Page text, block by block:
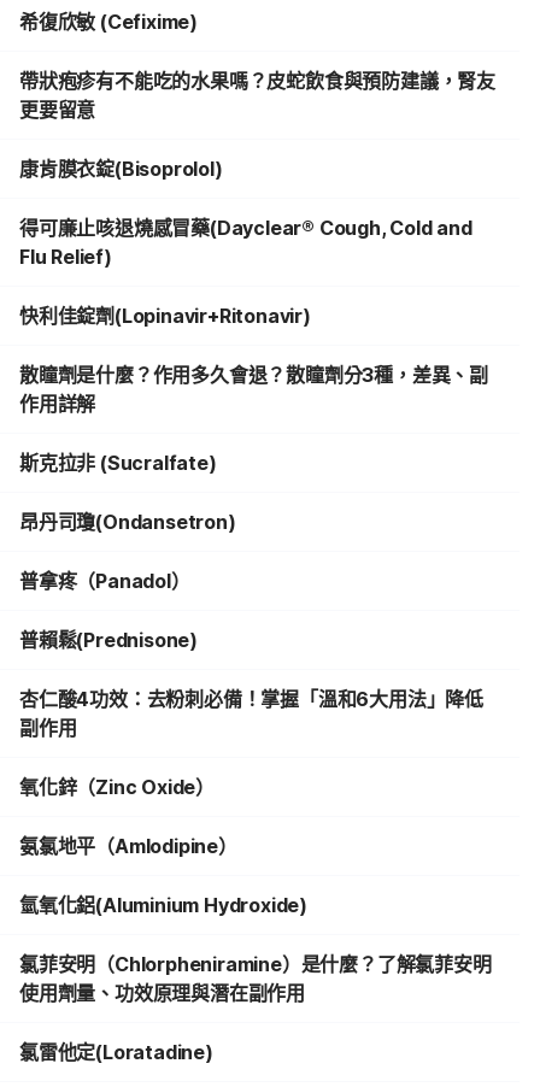
希復欣敏 (Cefixime)
帶狀疱疹有不能吃的水果嗎？皮蛇飲食與預防建議，腎友
更要留意
康肯膜衣錠(Bisoprolol)
得可廉止咳退燒感冒藥(Dayclear® Cough, Cold and
Flu Relief)
快利佳錠劑(Lopinavir+Ritonavir)
散瞳劑是什麼？作用多久會退？散瞳劑分3種，差異、副
作用詳解
斯克拉非 (Sucralfate)
昂丹司瓊(Ondansetron)
普拿疼（Panadol）
普賴鬆(Prednisone)
杏仁酸4功效：去粉刺必備！掌握「溫和6大用法」降低
副作用
氧化鋅（Zinc Oxide）
氨氯地平（Amlodipine）
氫氧化鋁(Aluminium Hydroxide)
氯菲安明（Chlorpheniramine）是什麼？了解氯菲安明
使用劑量、功效原理與潛在副作用
氯雷他定(Loratadine)